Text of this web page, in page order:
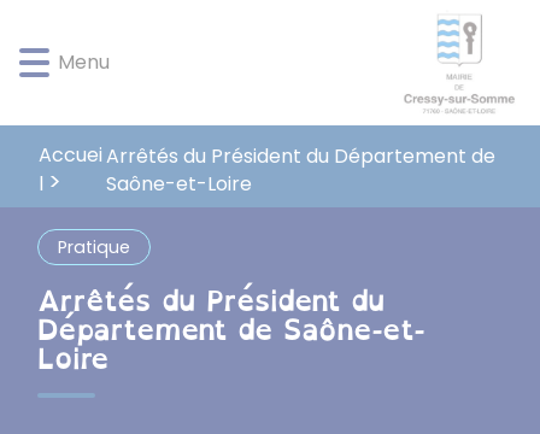
d'accès
rapide
menu
d'accès
rapide
contenu
principal
d'accès
rapide
la
recherche
d'accès
rapide
pied
page
Menu
Accuei
l
Arrêtés du Président du Département de
Saône-et-Loire
Pratique
Arrêtés du Président du
Département de Saône-et-
Loire